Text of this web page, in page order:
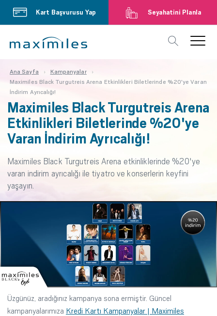
Kart Başvurusu Yap Seyahatini Planla
Ana Sayfa
Kampanyalar
Maximiles Black Turgutreis Arena Etkinlikleri Biletlerinde %20'ye Varan
İndirim Ayrıcalığı!
Maximiles Black Turgutreis Arena
Etkinlikleri Biletlerinde %20'ye
Varan İndirim Ayrıcalığı!
Maximiles Black Turgutreis Arena etkinliklerinde %20'ye
varan indirim ayrıcalığı ile tiyatro ve konserlerin keyfini
yaşayın.
Üzgünüz, aradığınız kampanya sona ermiştir. Güncel
kampanyalarımıza Kredi Kartı Kampanyalar | Maximiles